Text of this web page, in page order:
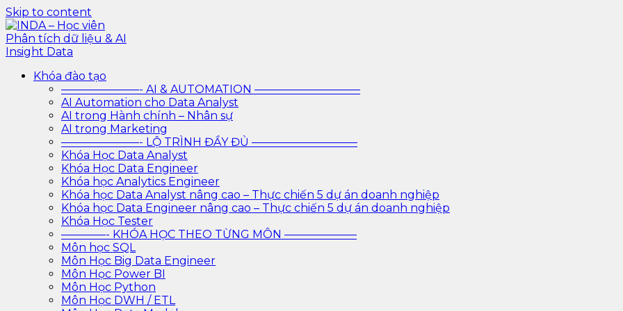
Skip to content
INDA – Học viên Phân tích dữ liệu & AI Insight Data
INDA – Học viện Đào tạo phân tích dữ liệu & AI chuyên sâu cho ngành ngân hàng – bảo hiểm – chứng khoán
trình với AI
Khóa đào tạo
———————- AI & AUTOMATION —————————–
AI Automation cho Data Analyst
AI trong Hành chính – Nhân sự
AI trong Marketing
———————- LỘ TRÌNH ĐẦY ĐỦ —————————–
Khóa Học Data Analyst
Khóa Học Data Engineer
Khóa học Analytics Engineer
Khóa học Data Analyst nâng cao – Thực chiến 5 dự án doanh nghiệp
Khóa học Data Engineer nâng cao – Thực chiến 5 dự án doanh nghiệp
Khóa Học Tester
————- KHÓA HỌC THEO TỪNG MÔN ——————–
Môn học SQL
Môn Học Big Data Engineer
Môn Học Power BI
Môn Học Python
Môn Học DWH / ETL